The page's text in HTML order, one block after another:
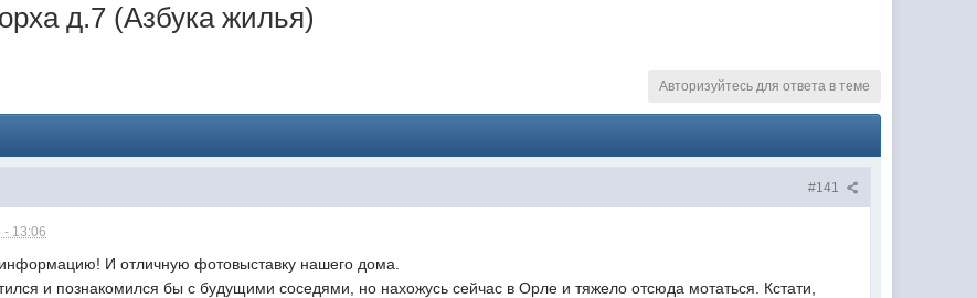
д.7 (Азбука жилья)
Авторизуйтесь для ответа в теме
#141
- 13:06
И отличную фотовыставку нашего дома.
и познакомился бы с будущими соседями, но нахожусь сейчас в Орле и тяжело отсюда мотаться. Кстати,